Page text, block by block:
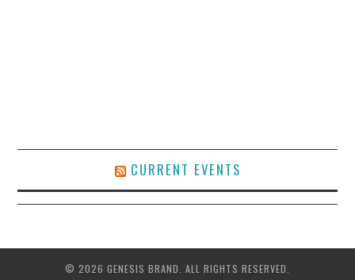
CURRENT EVENTS
© 2026 GENESIS BRAND. ALL RIGHTS RESERVED.